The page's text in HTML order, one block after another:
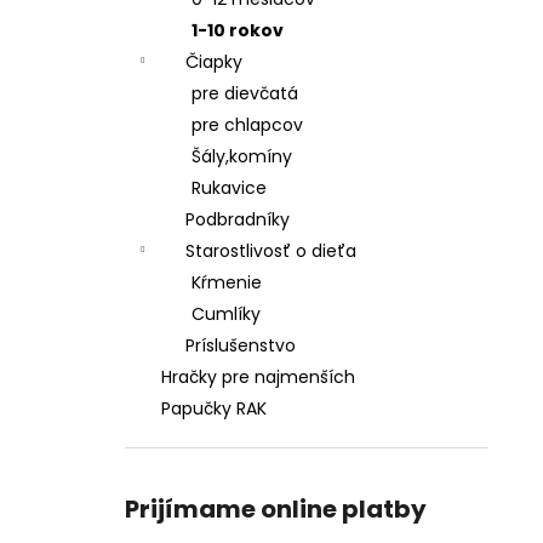
1-10 rokov
Čiapky
pre dievčatá
pre chlapcov
Šály,komíny
Rukavice
Podbradníky
Starostlivosť o dieťa
Kŕmenie
Cumlíky
Príslušenstvo
Hračky pre najmenších
Papučky RAK
Prijímame online platby
€28,50